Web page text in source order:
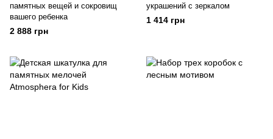
памятных вещей и сокровищ
вашего ребенка
2 888 грн
украшений с зеркалом
1 414 грн